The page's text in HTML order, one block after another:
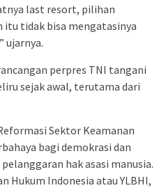
last resort, pilihan
itu tidak bisa mengatasinya
ujarnya.
perpres TNI tangani
sejak awal, terutama dari
Sektor Keamanan
bagi demokrasi dan
hak asasi manusia.
Hukum Indonesia atau YLBHI,